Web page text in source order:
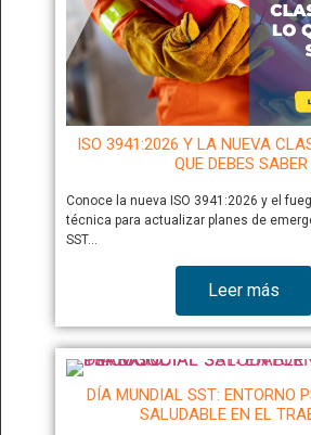
ISO 3941:2026 Y LA NUEVA
QUE DEBES SABER
Conoce la nueva ISO 3941:2026 y el
técnica para actualizar planes de
SST…
Leer más
DÍA MUNDIAL SST: ENTORNO
SALUDABLE EN EL